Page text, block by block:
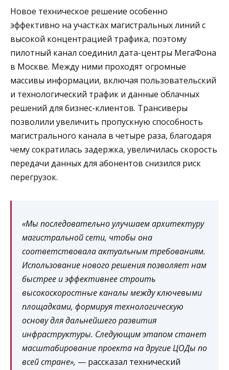
Новое техническое решение особенно
эффективно на участках магистральных линий с
высокой концентрацией трафика, поэтому
пилотный канал соединил дата-центры МегаФона
в Москве. Между ними проходят огромные
массивы информации, включая пользовательский
и технологический трафик и данные облачных
решений для бизнес-клиентов. Трансиверы
позволили увеличить пропускную способность
магистрального канала в четыре раза, благодаря
чему сократилась задержка, увеличилась скорость
передачи данных для абонентов снизился риск
перегрузок.
«Мы последовательно улучшаем архитектуру
магистральной сети, чтобы она
соответствовала актуальным требованиям.
Использование нового решения позволяет нам
быстрее и эффективнее строить
высокоскоростные каналы между ключевыми
площадками, формируя технологическую
основу для дальнейшего развития
инфраструктуры. Следующим этапом станет
масштабирование проекта на другие ЦОДы по
всей стране», — рассказал технический